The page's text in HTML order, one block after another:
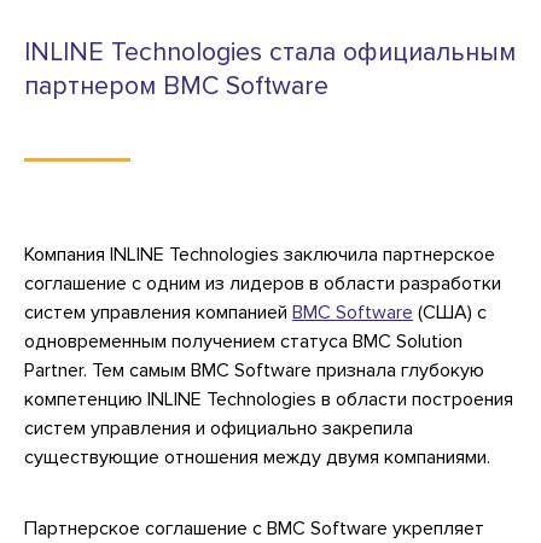
INLINE Technologies стала официальным
партнером BMC Software
Компания INLINE Technologies заключила партнерское
соглашение с одним из лидеров в области разработки
систем управления компанией BMC Software (США) с
одновременным получением статуса BMC Solution
Partner. Тем самым BMC Software признала глубокую
компетенцию INLINE Technologies в области построения
систем управления и официально закрепила
существующие отношения между двумя компаниями.
Партнерское соглашение с BMC Software укрепляет